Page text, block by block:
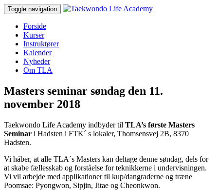
Toggle navigation
Forside
Kurser
Instruktører
Kalender
Nyheder
Om TLA
Masters seminar søndag den 11.
november 2018
Taekwondo Life Academy indbyder til TLA’s første Masters
Seminar i Hadsten i FTK´ s lokaler, Thomsensvej 2B, 8370
Hadsten.
Vi håber, at alle TLA´s Masters kan deltage denne søndag, dels for
at skabe fællesskab og forståelse for teknikkerne i undervisningen.
Vi vil arbejde med applikationer til kup/dangraderne og træne
Poomsae: Pyongwon, Sipjin, Jitae og Cheonkwon.